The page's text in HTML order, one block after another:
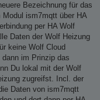
Bezeichnung für das
ism7mqtt über HA
per HA Wolf
Daten der Wolf Heizung
keine Wolf Cloud
im Prinzip das
Du lokal mit der Wolf
zugreifst. Incl. der
Daten von ism7mqtt